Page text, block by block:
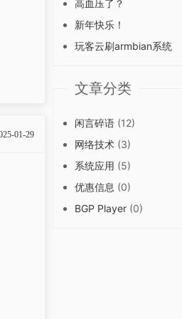
01-29
高血压了？
新年快乐！
玩客云刷armbian系统
文章分类
闲言碎语(12)
网络技术(3)
系统应用 (5)
优惠信息 (0)
BGP Player(0)